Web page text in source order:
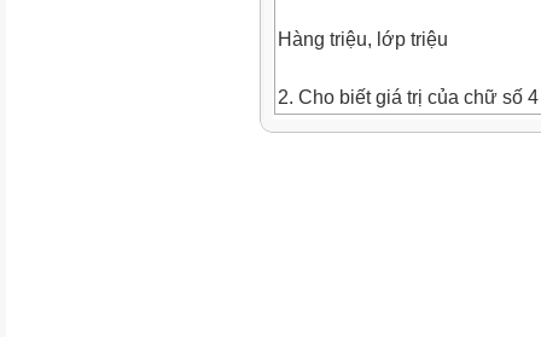
Hàng triệu, lớp triệu
2. Cho biết giá trị của chữ số